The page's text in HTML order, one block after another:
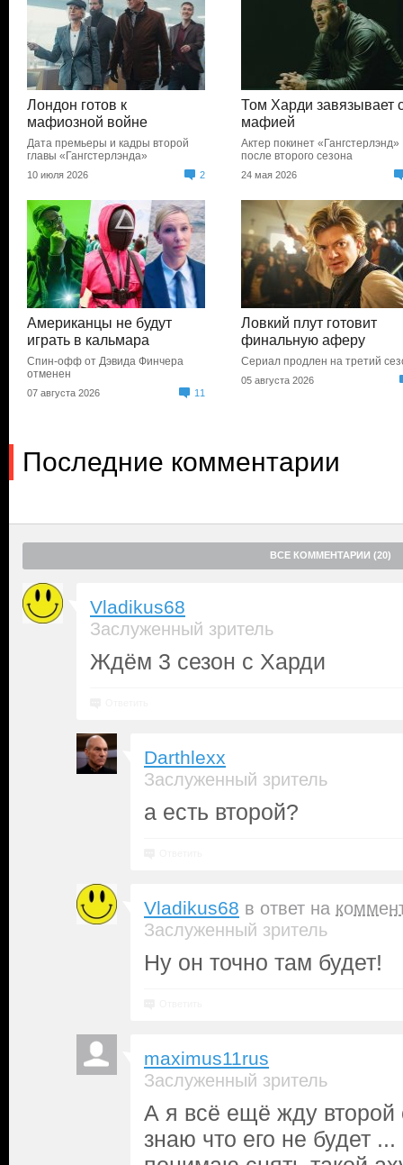
Лондон готов к
мафиозной войне
Дата премьеры и кадры второй
главы «Гангстерлэнда»
10 июля 2026 2
Том Харди завязывает
мафией
Актер покинет «Гангстерлэнд»
после второго сезона
24 мая 2026
Американцы не будут
играть в кальмара
Спин-офф от Дэвида Финчера
отменен
07 августа 2026 11
Ловкий плут готовит
финальную аферу
Сериал продлен на третий
05 августа 2026
Последние комментарии
ВСЕ КОММЕНТАРИИ (20)
Vladikus68
Заслуженный зритель
Ждём 3 сезон с Харди
Darthlexx
Заслуженный зритель
а есть второй?
Vladikus68 в ответ на
Заслуженный зритель
Ну он точно там будет!
maximus11rus
Заслуженный зритель
А я всё ещё жду второй
знаю что его не будет